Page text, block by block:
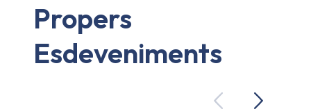
Propers
Esdeveniments
PreviousNext